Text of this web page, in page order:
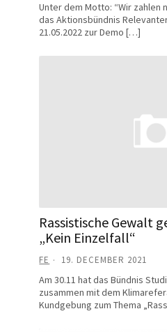
Unter dem Motto: “Wir zahlen
das Aktionsbündnis
21.05.2022 zur Demo […]
Rassistische Gewalt
„Kein Einzelfall“
FE 19. DECEMBER 2021
Am 30.11 hat das Bündnis
zusammen mit dem
Kundgebung zum Thema